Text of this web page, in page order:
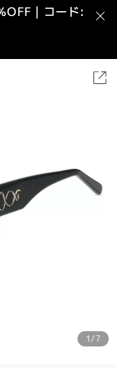
OFF｜コード:
1/7